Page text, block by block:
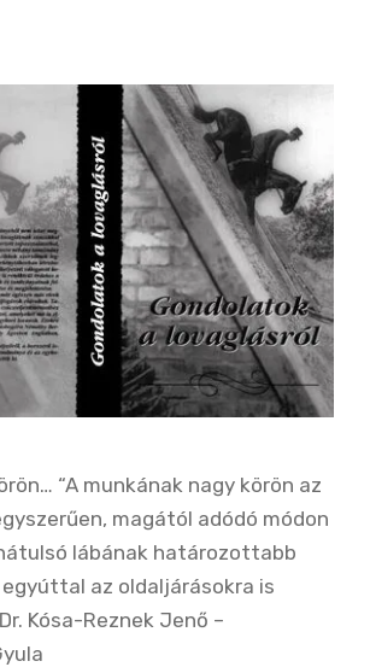
“A munkának nagy körön az
magától adódó módon
lábának határozottabb
az oldaljárásokra is
Kósa-Reznek Jenő –